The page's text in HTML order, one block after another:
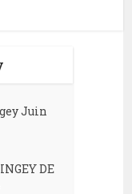
Juin
DE